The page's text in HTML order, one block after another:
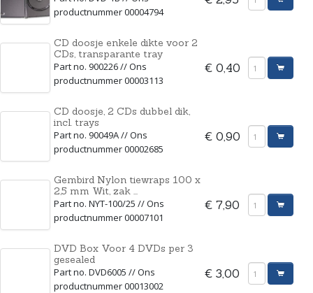
productnummer 00004794
CD doosje enkele dikte voor 2
CDs, transparante tray
Part no. 900226 // Ons
productnummer 00003113
€ 0,40
CD doosje, 2 CDs dubbel dik,
incl. trays
Part no. 90049A // Ons
productnummer 00002685
€ 0,90
Gembird Nylon tiewraps 100 x
2,5 mm Wit, zak ...
Part no. NYT-100/25 // Ons
productnummer 00007101
€ 7,90
DVD Box Voor 4 DVDs per 3
gesealed
Part no. DVD6005 // Ons
productnummer 00013002
€ 3,00